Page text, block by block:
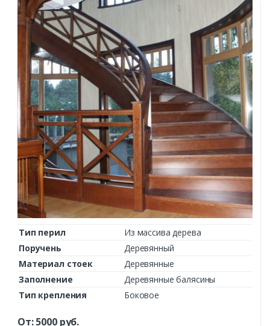
Тип перил
Из массива дерева
Поручень
Деревянный
Материал стоек
Деревянные
Заполнение
Деревянные балясины
Тип крепления
Боковое
От:5000руб.